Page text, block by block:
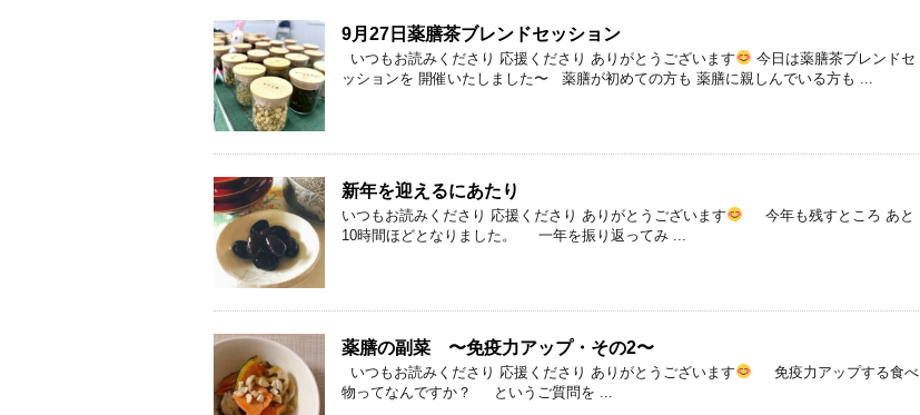
9月27日薬膳茶ブレンドセッション
いつもお読みくださり 応援くださり ありがとうございます
今日は薬膳茶ブレンドセ
ッションを 開催いたしました〜 薬膳が初めての方も 薬膳に親しんでいる方も ...
新年を迎えるにあたり
いつもお読みくださり 応援くださり ありがとうございます
今年も残すところ あと
10時間ほどとなりました。 一年を振り返ってみ ...
薬膳の副菜 〜免疫力アップ・その2〜
いつもお読みくださり 応援くださり ありがとうございます
免疫力アップする食べ
物ってなんですか？ というご質問を ...